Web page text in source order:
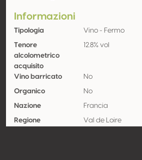
Informazioni
Tipologia Vino - Fermo
Tenore
alcolometrico
acquisito
12.8% vol
Vino barricato No
Organico No
Nazione Francia
Regione Val de Loire